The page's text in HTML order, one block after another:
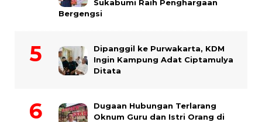
Sukabumi Raih Penghargaan
Bergengsi
Dipanggil ke Purwakarta, KDM
Ingin Kampung Adat Ciptamulya
Ditata
Dugaan Hubungan Terlarang
Oknum Guru dan Istri Orang di